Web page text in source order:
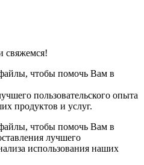
свяжемся!
чтобы помочь Вам в
пользовательского опыта
продуктов и услуг.
чтобы помочь Вам в
лучшего
использования наших